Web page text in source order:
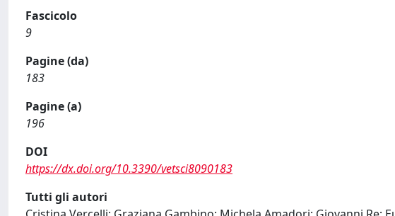
Fascicolo
9
Pagine (da)
183
Pagine (a)
196
DOI
https://dx.doi.org/10.3390/vetsci8090183
Tutti gli autori